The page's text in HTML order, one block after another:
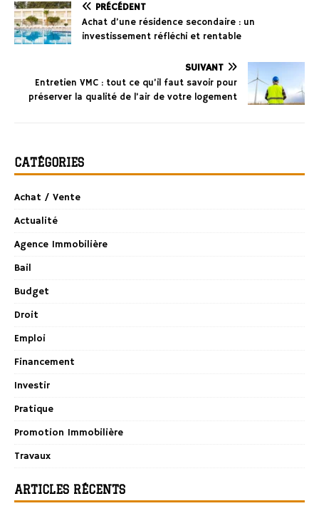
PRÉCÉDENT
Achat d’une résidence secondaire : un
investissement réfléchi et rentable
SUIVANT
Entretien VMC : tout ce qu’il faut savoir pour
préserver la qualité de l’air de votre logement
CATÉGORIES
Achat / Vente
Actualité
Agence Immobilière
Bail
Budget
Droit
Emploi
Financement
Investir
Pratique
Promotion Immobilière
Travaux
ARTICLES RÉCENTS